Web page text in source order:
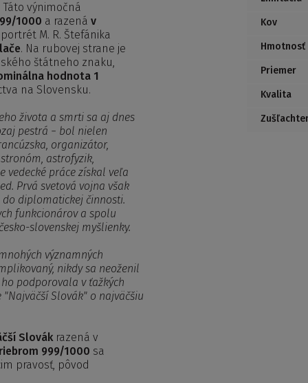
výnimočná
1000 a razená v
M. R. Štefánika
. Na rubovej strane je
štátneho znaku,
hodnota 1
na Slovensku.
života a smrti sa aj dnes
pestrá − bol nielen
organizátor,
astrofyzik,
vedecké práce získal veľa
Prvá svetová vojna však
diplomatickej činnosti.
funkcionárov a spolu
slovenskej myšlienky.
významných
nikdy sa neoženil
podporovala v ťažkých
Slovák" o najväčšiu
Slovák razená v
999/1000 sa
pravosť, pôvod
Kov
Hmotnosť
Priemer
Kvalita